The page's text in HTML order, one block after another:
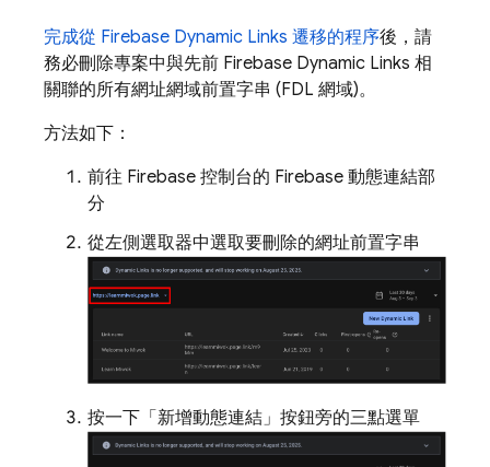
完成從 Firebase Dynamic Links 遷移的程序後，請
務必刪除專案中與先前 Firebase Dynamic Links 相
關聯的所有網址網域前置字串 (FDL 網域)。
方法如下：
前往 Firebase 控制台的 Firebase 動態連結部
分
從左側選取器中選取要刪除的網址前置字串
按一下「新增動態連結」按鈕旁的三點選單